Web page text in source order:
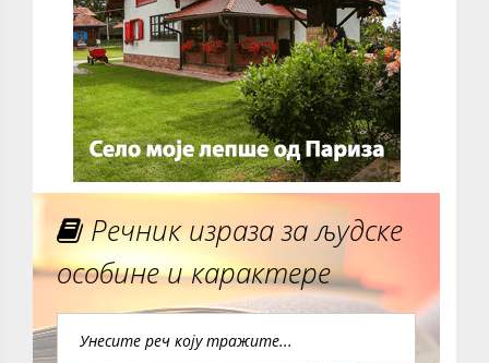
Речник израза за људске
особине и карактере